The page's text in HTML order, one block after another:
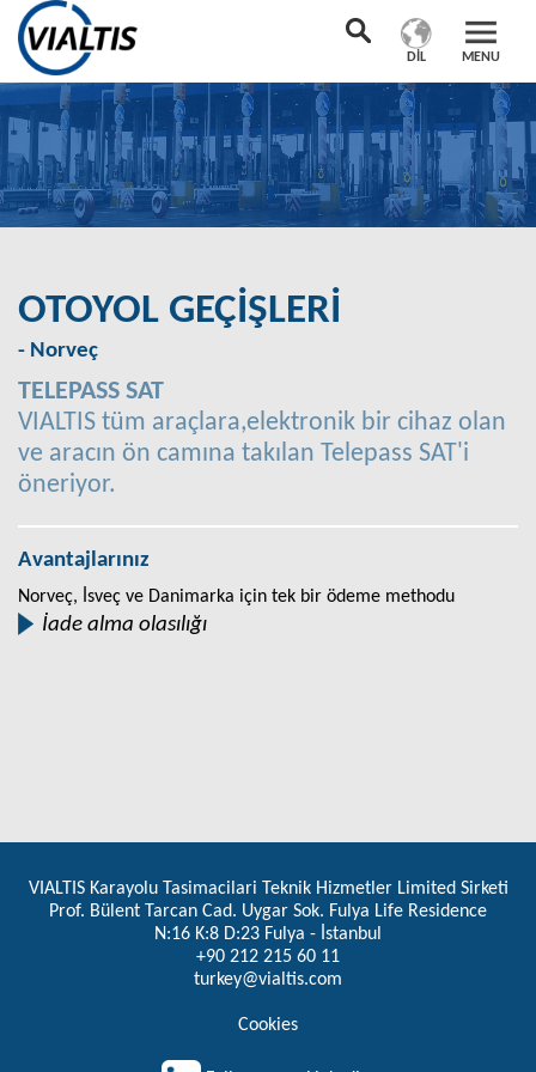
MENU
DIL
OTOYOL GEÇİŞLERİ
- Norveç
TELEPASS SAT
VIALTIS tüm araçlara,elektronik bir cihaz olan
ve aracın ön camına takılan Telepass SAT'i
öneriyor.
Avantajlarınız
Norveç, İsveç ve Danimarka için tek bir ödeme methodu
İade alma olasılığı
VIALTIS Karayolu Tasimacilari Teknik Hizmetler Limited Sirketi
Prof. Bülent Tarcan Cad. Uygar Sok. Fulya Life Residence
N:16 K:8 D:23 Fulya - İstanbul
+90 212 215 60 11
turkey@vialtis.com
Cookies